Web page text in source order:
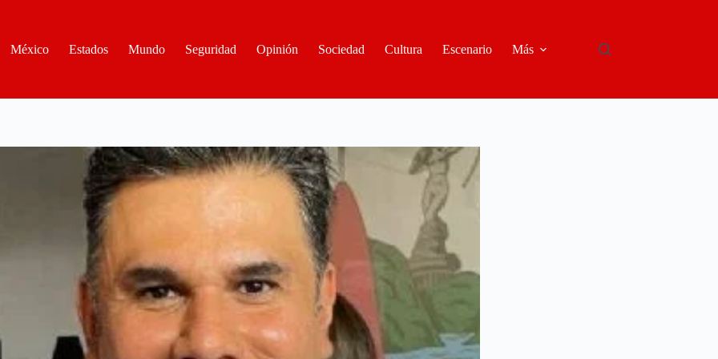
México
Estados Mundo Seguridad Opinión Sociedad Cultura Escenario Más